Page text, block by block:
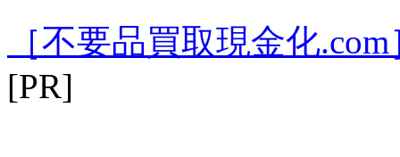
［不要品買取現金化.com
[PR]